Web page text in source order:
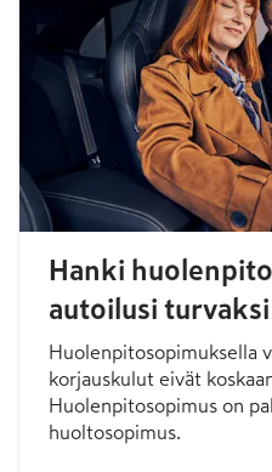
Hanki
autoilusi turvaksi
Huolenpitosopimuksella
korjauskulut eivät
Huolenpitosopimus on
huoltosopimus.